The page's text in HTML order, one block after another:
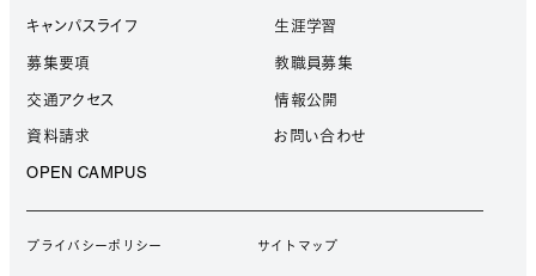
キャンパスライフ
募集要項
交通アクセス
資料請求
OPEN CAMPUS
生涯学習
教職員募集
情報公開
お問い合わせ
プライバシーポリシー サイトマップ